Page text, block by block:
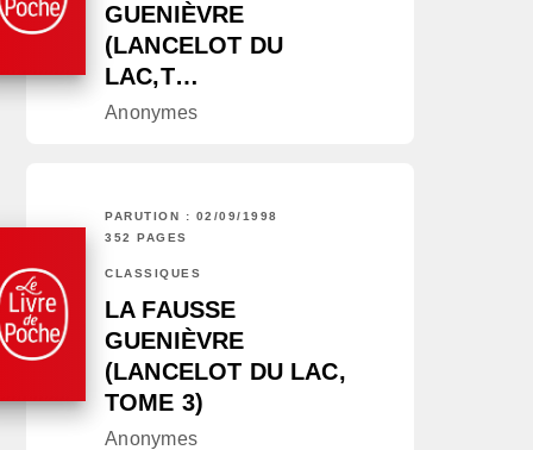
GUENIÈVRE
(LANCELOT DU
LAC,T…
Anonymes
PARUTION : 02/09/1998
352 PAGES
CLASSIQUES
LA FAUSSE
GUENIÈVRE
(LANCELOT DU LAC,
TOME 3)
Anonymes